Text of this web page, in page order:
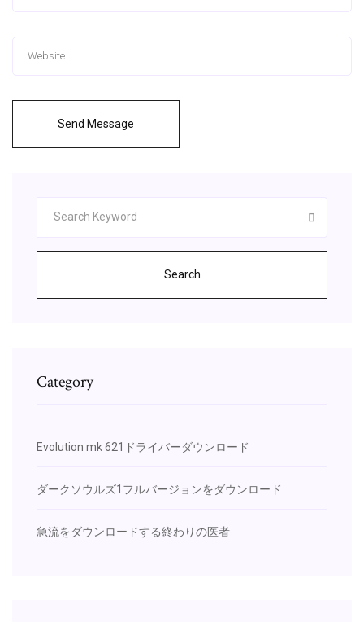
Send Message
Search
Category
Evolution mk 621ドライバーダウンロード
ダークソウルズ1フルバージョンをダウンロード
急流をダウンロードする終わりの医者